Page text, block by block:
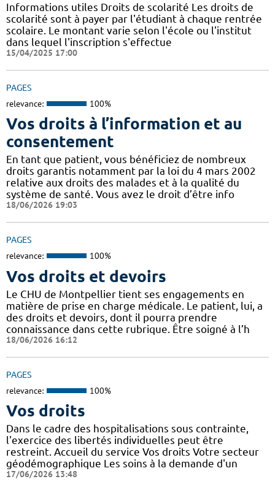
Informations utiles Droits de scolarité Les droits de
scolarité sont à payer par l'étudiant à chaque rentrée
scolaire. Le montant varie selon l'école ou l'institut
dans lequel l'inscription s'effectue
15/04/2025 17:00
PAGES
relevance: 100%
Vos droits à l’information et au
consentement
En tant que patient, vous bénéficiez de nombreux
droits garantis notamment par la loi du 4 mars 2002
relative aux droits des malades et à la qualité du
système de santé. Vous avez le droit d’être info
18/06/2026 19:03
PAGES
relevance: 100%
Vos droits et devoirs
Le CHU de Montpellier tient ses engagements en
matière de prise en charge médicale. Le patient, lui, a
des droits et devoirs, dont il pourra prendre
connaissance dans cette rubrique. Être soigné à l’h
18/06/2026 16:12
PAGES
relevance: 100%
Vos droits
Dans le cadre des hospitalisations sous contrainte,
l'exercice des libertés individuelles peut être
restreint. Accueil du service Vos droits Votre secteur
géodémographique Les soins à la demande d'un
17/06/2026 13:48